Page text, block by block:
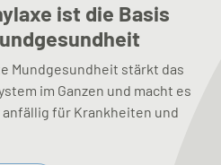
ist die Basis
Mundgesundheit stärkt das
im Ganzen und macht es
für Krankheiten und